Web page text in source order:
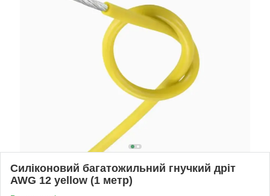
Силіконовий багатожильний гнучкий дріт
AWG 12 yellow (1 метр)